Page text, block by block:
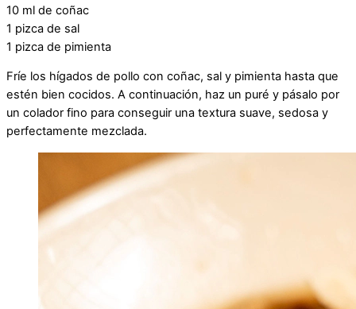
10 ml de coñac
1 pizca de sal
1 pizca de pimienta
Fríe los hígados de pollo con coñac, sal y pimienta hasta que
estén bien cocidos. A continuación, haz un puré y pásalo por
un colador fino para conseguir una textura suave, sedosa y
perfectamente mezclada.